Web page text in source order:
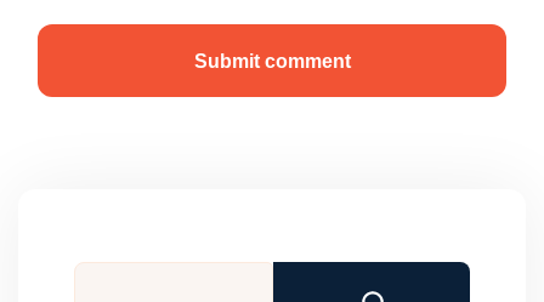
Submit comment
Tìm